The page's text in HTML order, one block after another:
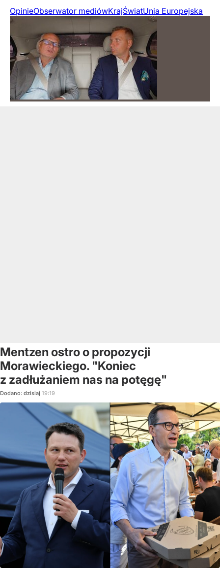
OpinieObserwator mediówKrajŚwiatUnia Europejska
Mentzen ostro o propozycji
Morawieckiego. "Koniec
z zadłużaniem nas na potęgę"
Dodano: dzisiaj 19:19